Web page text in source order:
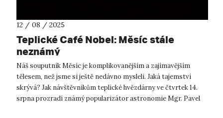
12 / 08 / 2025
Teplické Café Nobel: Měsíc stále
neznámý
Náš souputník Měsíc je komplikovanějším a zajímavějším
tělesem, než jsme si ještě nedávno mysleli. Jaká tajemství
skrývá? Jak návštěvníkům teplické hvězdárny ve čtvrtek 14.
srpna prozradí známý popularizátor astronomie Mgr. Pavel